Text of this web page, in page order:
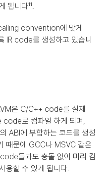
됩니다¹¹.
convention에 맞게
IR code를 생성하고 있습니
은 C/C++ code를 실제
code로 컴파일 하게 되며,
에 부합하는 코드를 생성
때문에 GCC나 MSVC 같은
들과도 충돌 없이 미리 컴
용할 수 있게 됩니다.